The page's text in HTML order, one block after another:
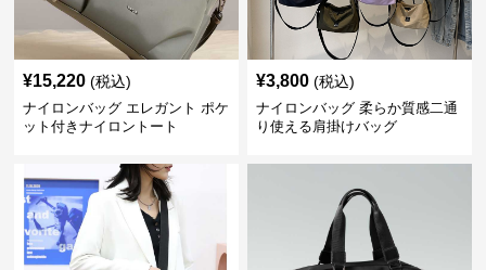
¥15,220 (税込)
ナイロンバッグ エレガント ポケ
ット付きナイロントート
¥3,800 (税込)
ナイロンバッグ 柔らか質感二通
り使える肩掛けバッグ